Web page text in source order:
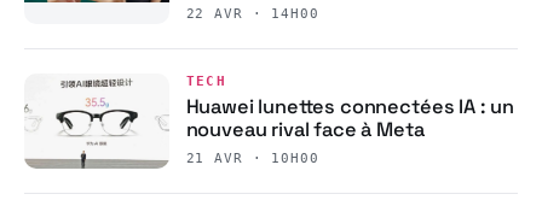
22 AVR · 14H00
TECH
Huawei lunettes connectées IA : un
nouveau rival face à Meta
21 AVR · 10H00